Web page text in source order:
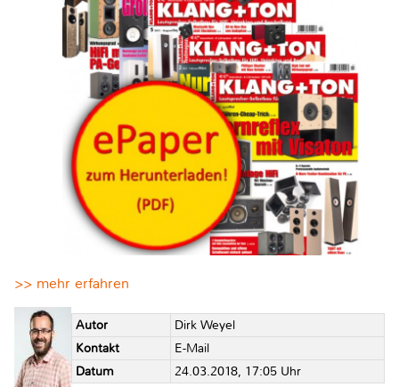
>> mehr erfahren
Autor
Dirk Weyel
Kontakt
E-Mail
Datum
24.03.2018, 17:05 Uhr